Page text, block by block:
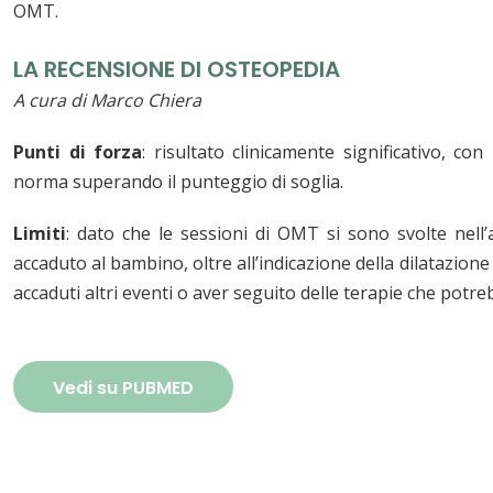
OMT.
LA RECENSIONE DI OSTEOPEDIA
A cura di Marco Chiera
Punti di forza: risultato clinicamente significativo,
norma superando il punteggio di soglia.
Limiti: dato che le sessioni di OMT si sono svolte
accaduto al bambino, oltre all’indicazione della
accaduti altri eventi o aver seguito delle terapie che
Vedi su PUBMED